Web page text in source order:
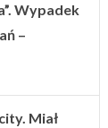
Wypadek
–
Miał